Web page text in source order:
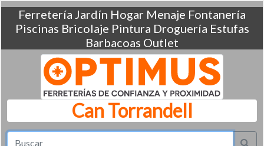
Ferretería Jardín Hogar Menaje Fontanería
Piscinas Bricolaje Pintura Droguería Estufas
Barbacoas Outlet
Can Torrandell